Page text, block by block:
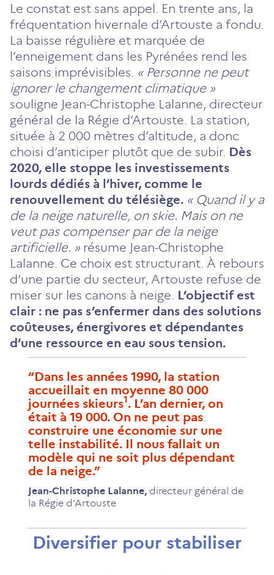
Le constat est sans appel. En trente ans, la
fréquentation hivernale d’Artouste a fondu.
La baisse régulière et marquée de
l’enneigement dans les Pyrénées rend les
saisons imprévisibles. « Personne ne peut
ignorer le changement climatique »
souligne Jean-Christophe Lalanne, directeur
général de la Régie d’Artouste. La station,
située à 2 000 mètres d’altitude, a donc
choisi d’anticiper plutôt que de subir. Dès
2020, elle stoppe les investissements
lourds dédiés à l’hiver, comme le
renouvellement du télésiège. « Quand il y a
de la neige naturelle, on skie. Mais on ne
veut pas compenser par de la neige
artificielle. » résume Jean-Christophe
Lalanne. Ce choix est structurant. À rebours
d’une partie du secteur, Artouste refuse de
miser sur les canons à neige. L’objectif est
clair : ne pas s’enfermer dans des solutions
coûteuses, énergivores et dépendantes
d’une ressource en eau sous tension.
Dans les années 1990, la station
accueillait en moyenne 80 000
journées skieurs1. L’an dernier, on
était à 19 000. On ne peut pas
construire une économie sur une
telle instabilité. Il nous fallait un
modèle qui ne soit plus dépendant
de la neige.
Jean-Christophe Lalanne, directeur général de
la Régie d’Artouste
Diversifier pour stabiliser